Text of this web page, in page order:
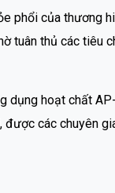
phổi của thương
tuân thủ các tiêu
dụng hoạt chất
các chuyên